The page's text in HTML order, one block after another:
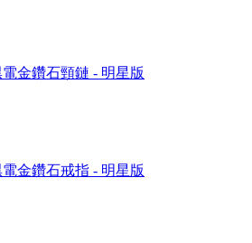
金鑽石頸鏈 - 明星版
金鑽石戒指 - 明星版